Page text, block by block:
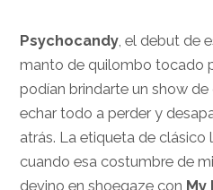
Psychocandy, el debut de
manto de quilombo tocado
podían brindarte un show
echar todo a perder y
atrás. La etiqueta de clásico
cuando esa costumbre de
devino en shoegaze con My